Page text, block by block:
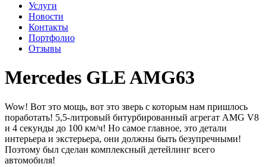
Услуги
Новости
Контакты
Портфолио
Отзывы
Mercedes GLE AMG63
Wow! Вот это мощь, вот это зверь с которым нам пришлось
поработать! 5,5-литровый битурбированный агрегат AMG V8
и 4 секунды до 100 км/ч! Но самое главное, это детали
интерьера и экстерьера, они должны быть безупречными!
Поэтому был сделан комплексный детейлинг всего
автомобиля!